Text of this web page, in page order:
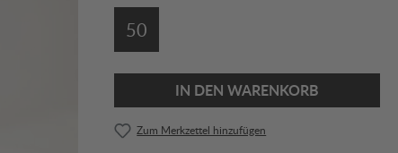
50
IN DEN WARENKORB
Zum Merkzettel hinzufügen